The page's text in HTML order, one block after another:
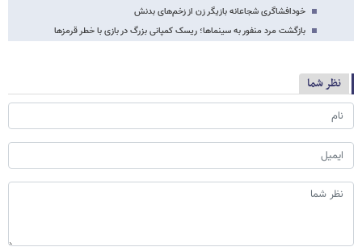
خودافشاگری شجاعانه بازیگر زن از زخم‌های بدنش
بازگشت مرد منفور به سینماها؛ ریسک کمپانی بزرگ در بازی با خطر قرمزها
نظر شما